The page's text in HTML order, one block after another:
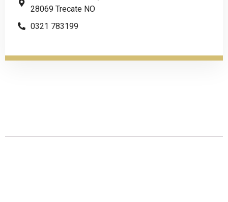
28069 Trecate NO
0321 783199